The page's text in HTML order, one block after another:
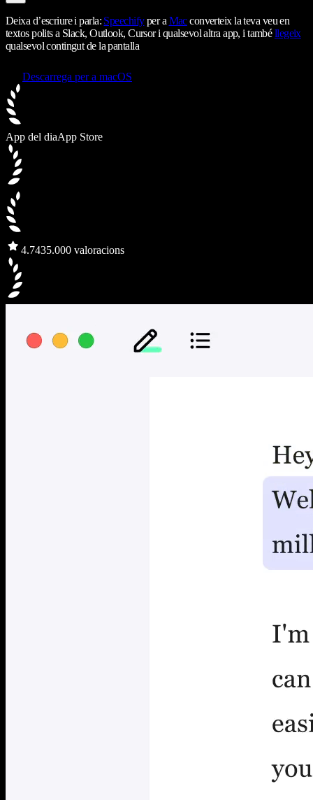
Deixa d’escriure i parla: Speechifyper a Macconverteix la teva veu en
textos polits a Slack, Outlook, Cursor i qualsevol altra app, i tambéllegeix
qualsevol contingut de la pantalla
Descarrega per a macOS
App del diaApp Store
4.7435.000 valoracions